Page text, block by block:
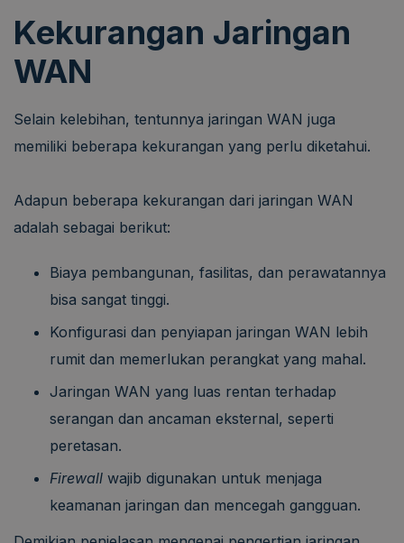
Kekurangan Jaringan
WAN
Selain kelebihan, tentunnya jaringan WAN juga
memiliki beberapa kekurangan yang perlu diketahui.
Adapun beberapa kekurangan dari jaringan WAN
adalah sebagai berikut:
Biaya pembangunan, fasilitas, dan perawatannya
bisa sangat tinggi.
Konfigurasi dan penyiapan jaringan WAN lebih
rumit dan memerlukan perangkat yang mahal.
Jaringan WAN yang luas rentan terhadap
serangan dan ancaman eksternal, seperti
peretasan.
Firewall wajib digunakan untuk menjaga
keamanan jaringan dan mencegah gangguan.